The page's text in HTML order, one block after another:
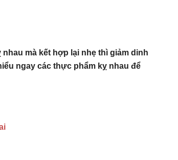
mà kết hợp lại nhẹ thì giảm dinh
ngay các thực phẩm kỵ nhau để